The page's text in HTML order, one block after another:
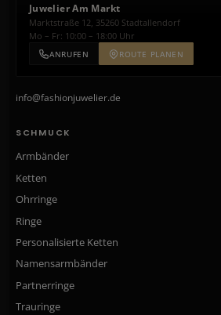
Juwelier Am Markt
Marktstraße 12, 35260 Stadtallendorf
Mo – Fr: 10:00 – 18:00 Uhr
ANRUFEN ROUTE PLANEN
info@fashionjuwelier.de
SCHMUCK
Armbänder
Ketten
Ohrringe
Ringe
Personalisierte Ketten
Namensarmbänder
Partnerringe
Trauringe